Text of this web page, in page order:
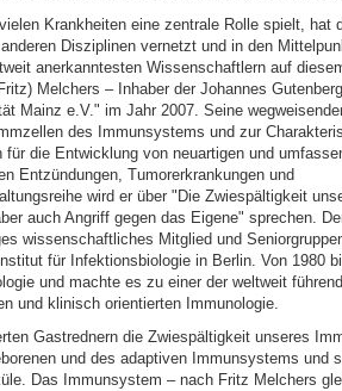
Krankheiten eine zentrale Rolle spielt, hat
Disziplinen vernetzt und in den
anerkanntesten Wissenschaftlern auf
Melchers – Inhaber der Johannes
Mainz e.V." im Jahr 2007. Seine
des Immunsystems und zur
die Entwicklung von neuartigen und
Entzündungen, Tumorerkrankungen und
wird er über "Die Zwiespältigkeit
auch Angriff gegen das Eigene" sprechen.
wissenschaftliches Mitglied und
für Infektionsbiologie in Berlin. Von 1980
und machte es zu einer der weltweit
und klinisch orientierten Immunologie.
Gastrednern die Zwiespältigkeit unseres
und des adaptiven Immunsystems und
Das Immunsystem – nach Fritz Melchers